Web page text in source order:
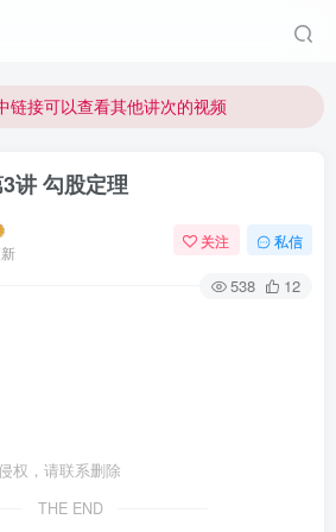
链接可以查看其他讲次的视频
消息给邱老师重置即可
讲 勾股定理
关注 私信
538 12
权，请联系删除
THE END